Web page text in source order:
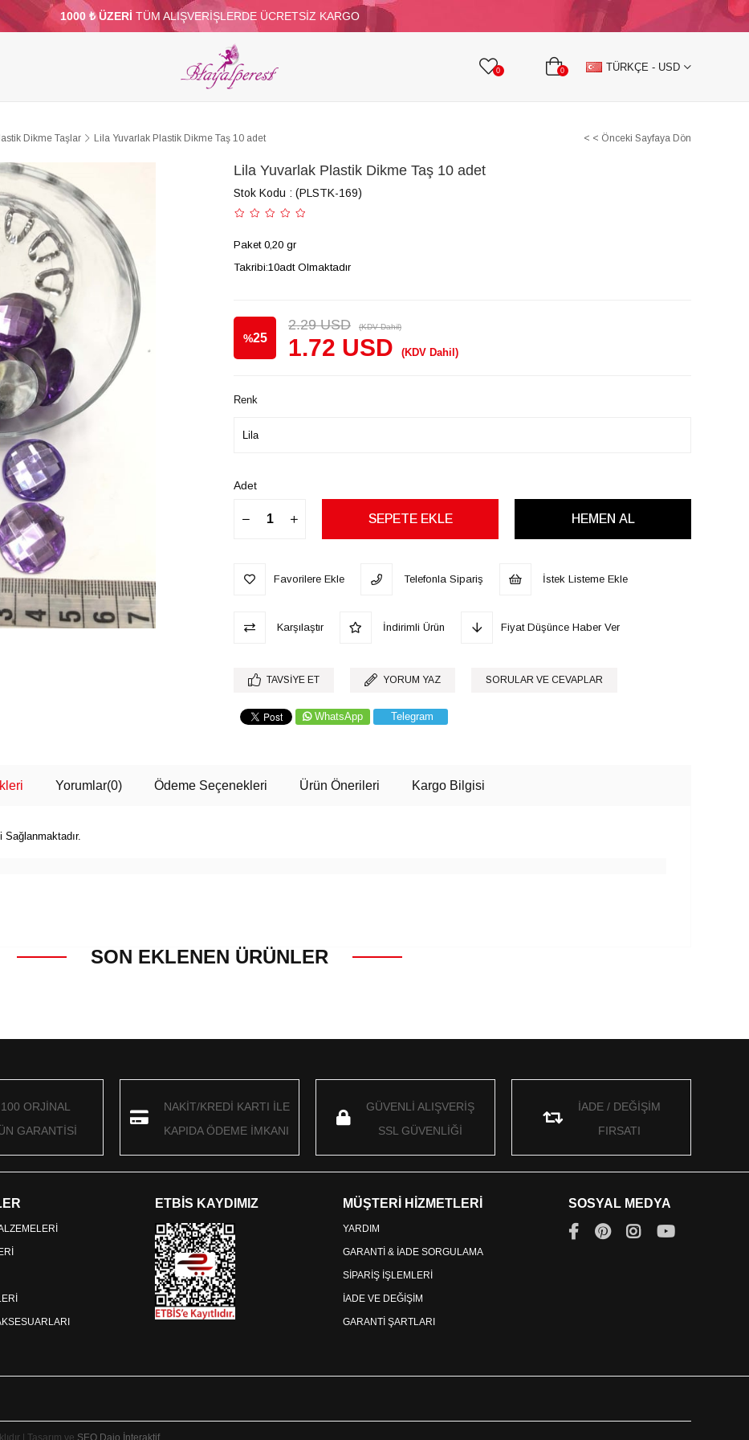
1000 ₺ ÜZERİ TÜM ALIŞVERİŞLERDE ÜCRETSİZ KARGO
0 0 TÜRKÇE - USD
PARTİ VE SÜS MALZEMELERİ TÜY BONCUKLAR TAŞLI TEKSTİL AKSESUARLARI
TOPTAN DİĞER
Dikme Taşlar Lila Yuvarlak Plastik Dikme Taş 10 adet < < Önceki Sayfaya Dön
Lila Yuvarlak Plastik Dikme Taş 10 adet
Stok Kodu (PLSTK-169)
Paket 0,20 gr
Takribi:10adt Olmaktadır
%25
2.29 USD (KDV Dahil)
1.72 USD (KDV Dahil)
Renk
Adet
Favorilere Ekle Telefonla Sipariş İstek Listeme Ekle
Karşılaştır İndirimli Ürün Fiyat Düşünce Haber Ver
TAVSIYE ET YORUM YAZ SORULAR VE CEVAPLAR
WhatsApp Telegram
Yorumlar(0) Ödeme Seçenekleri Ürün Önerileri Kargo Bilgisi
SON EKLENEN ÜRÜNLER
ORJİNAL
GARANTİSİ
NAKİT/KREDİ KARTI İLE
KAPIDA ÖDEME İMKANI
GÜVENLİ ALIŞVERİŞ
SSL GÜVENLİĞİ
İADE / DEĞİŞİM
FIRSATI
ETBİS KAYDIMIZ MÜŞTERİ HİZMETLERİ
YARDIM
GARANTİ & İADE SORGULAMA
SİPARİŞ İŞLEMLERİ
İADE VE DEĞİŞİM
GARANTİ ŞARTLARI
SOSYAL MEDYA
| Tasarım ve SEO Daio İnteraktif